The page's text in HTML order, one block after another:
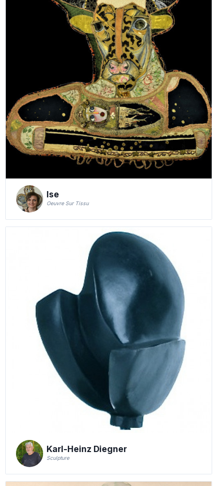
Ise
Oeuvre Sur Tissu
Karl-Heinz Diegner
Sculpture